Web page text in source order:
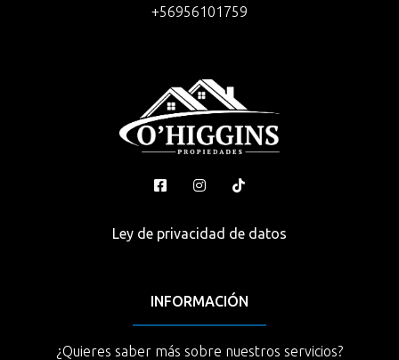
+56956101759
Ley de privacidad de datos
INFORMACIÓN
¿Quieres saber más sobre nuestros servicios?